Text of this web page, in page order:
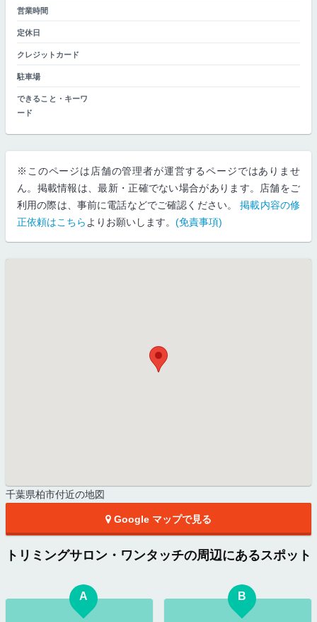
営業時間
定休日
クレジットカード
駐車場
できること・キーワ
ード
※このページは店舗の管理者が運営するページではありませ
ん。掲載情報は、最新・正確でない場合があります。店舗をご
利用の際は、事前に電話などでご確認ください。掲載内容の修
正依頼はこちら よりお願いします。 (免責事項)
千葉県柏市付近の地図
Google マップで見る
トリミングサロン・ワンタッチの周辺にあるスポット
A B